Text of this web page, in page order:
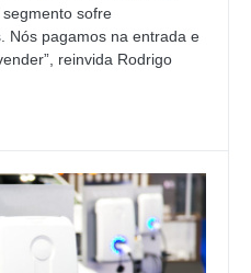
sofre
Nós pagamos na entrada e
reinvida Rodrigo